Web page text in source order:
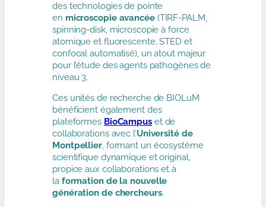
des technologies de pointe
en microscopie avancée(TIRF-PALM,
spinning-disk, microscopie à force
atomique et fluorescente, STED et
confocal automatisé), un atout majeur
pour l’étude des agents pathogènes de
niveau 3.
Ces unités de recherche de BIOLuM
bénéficient également des
plateformes BioCampuset de
collaborations avec l’Université de
Montpellier, formant un écosystème
scientifique dynamique et original,
propice aux collaborations et à
la formation de la nouvelle
génération de chercheurs.